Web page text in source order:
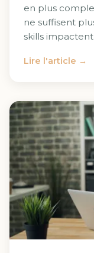
en plus
ne suffisent
skills
Lire l'article →